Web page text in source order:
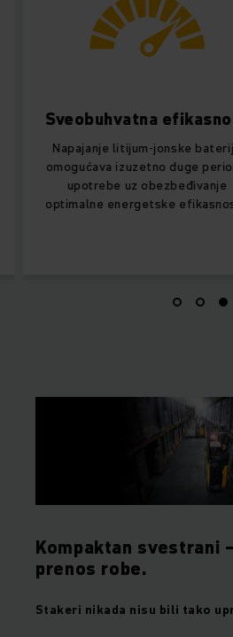
Sveobuhvatna efikasnost
Napajanje litijum-jonske baterije
omogućava izuzetno duge periode
upotrebe uz obezbeđivanje
optimalne energetske efikasnosti.
Kompaktan svestrani
prenos robe.
Stakeri nikada nisu bili tako